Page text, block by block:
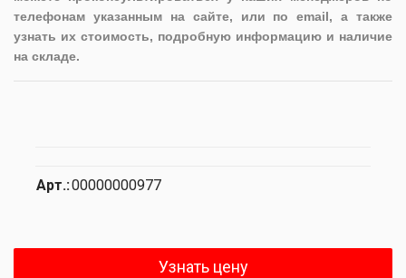
телефонам указанным на сайте, или по email, а также
узнать их стоимость, подробную информацию и наличие
на складе.
Арт.:00000000977
Узнать цену